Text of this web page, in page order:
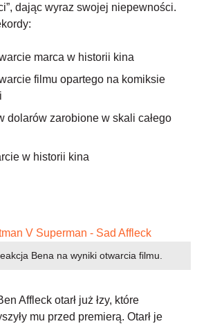
dając wyraz swojej niepewności.
marca w historii kina
filmu opartego na komiksie
dolarów zarobione w skali całego
w historii kina
Bena na wyniki otwarcia filmu.
Affleck otarł już łzy, które
mu przed premierą. Otarł je